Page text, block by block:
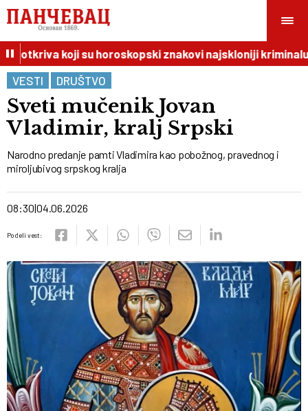
otkriva koji su horoskopski znakovi najskloniji kriminalu
VESTI
DRUŠTVO
Sveti mučenik Jovan
Vladimir, kralj Srpski
Narodno predanje pamti Vladimira kao pobožnog, pravednog i
miroljubivog srpskog kralja
08:30 04.06.2026
Podeli vest: